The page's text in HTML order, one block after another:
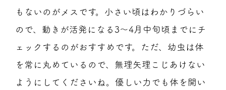
もないのがメスです。小さい頃はわかりづらい
ので、動きが活発になる3～4月中旬頃までにチ
ェックするのがおすすめです。ただ、幼虫は体
を常に丸めているので、無理矢理こじあけない
ようにしてくださいね。優しい力でも体を開い